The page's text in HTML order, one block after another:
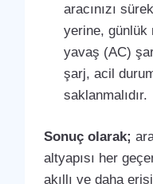
aracınızı
yerine, günlük
yavaş (AC)
şarj, acil
saklanmalıdır.
Sonuç olarak;
altyapısı her
akıllı ve daha